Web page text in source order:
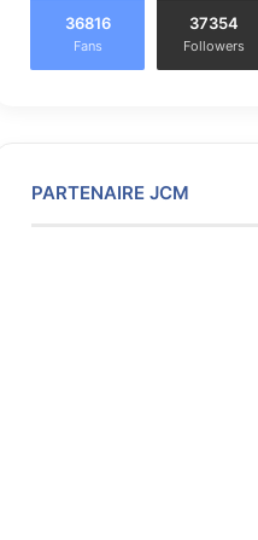
36816
Fans
37354
Followers
PARTENAIRE JCM